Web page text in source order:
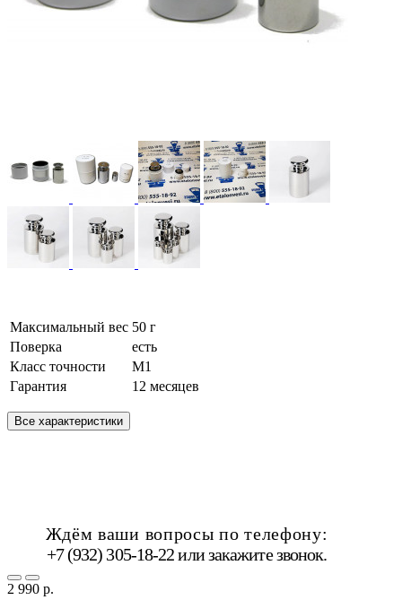
Максимальный вес 50 г
Поверка
есть
Класс точности
М1
Гарантия
12 месяцев
Все характеристики
Ждём ваши вопросы по телефону:
+7 (932) 305-18-22 илизакажите звонок.
2 990 р.